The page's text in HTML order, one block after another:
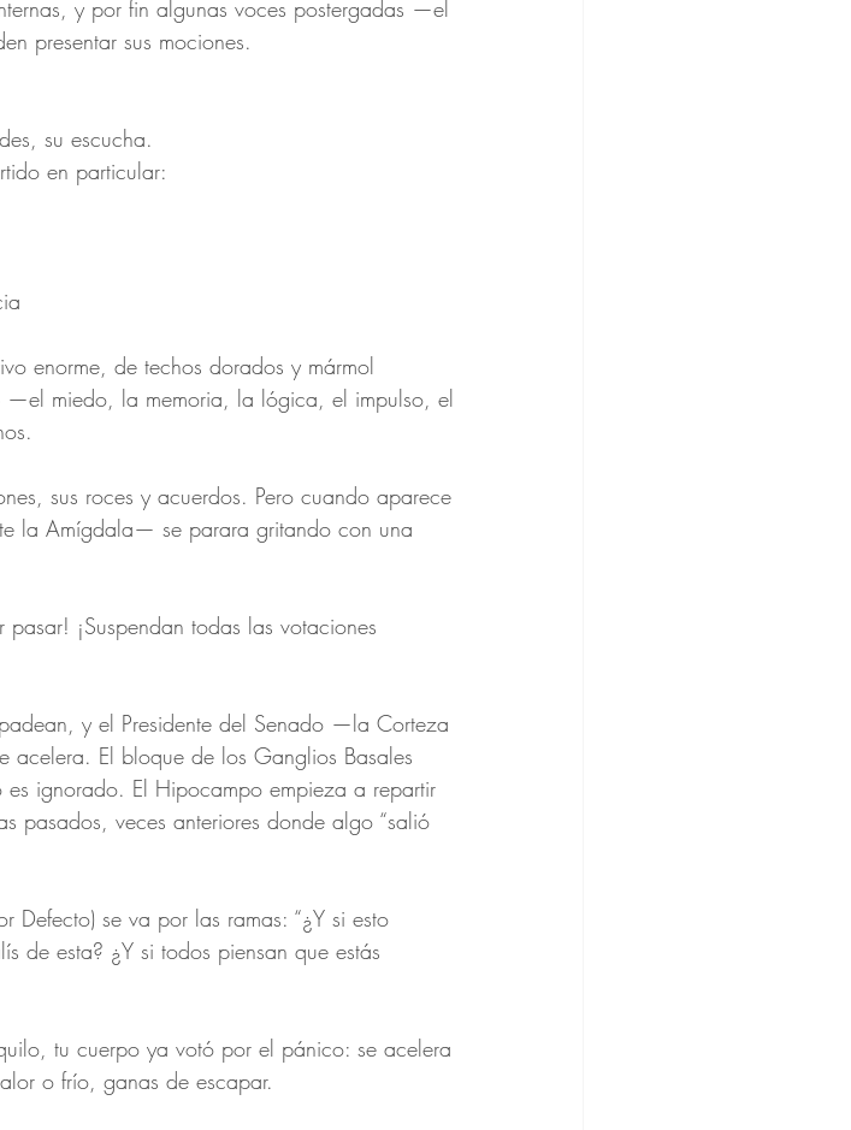
y por fin algunas voces postergadas —el
presentar sus mociones.
su escucha.
en particular:
enorme, de techos dorados y mármol
—el miedo, la memoria, la lógica, el impulso, el
sus roces y acuerdos. Pero cuando aparece
la Amígdala— se parara gritando con una
¡Suspendan todas las votaciones
y el Presidente del Senado —la Corteza
acelera. El bloque de los Ganglios Basales
ignorado. El Hipocampo empieza a repartir
pasados, veces anteriores donde algo “salió
Defecto) se va por las ramas: “¿Y si esto
de esta? ¿Y si todos piensan que estás
tu cuerpo ya votó por el pánico: se acelera
o frío, ganas de escapar.